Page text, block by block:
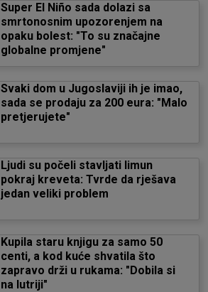
Super El Niño sada dolazi sa
smrtonosnim upozorenjem na
opaku bolest: "To su značajne
globalne promjene"
Svaki dom u Jugoslaviji ih je imao,
sada se prodaju za 200 eura: "Malo
pretjerujete"
Ljudi su počeli stavljati limun
pokraj kreveta: Tvrde da rješava
jedan veliki problem
Kupila staru knjigu za samo 50
centi, a kod kuće shvatila što
zapravo drži u rukama: "Dobila si
na lutriji"